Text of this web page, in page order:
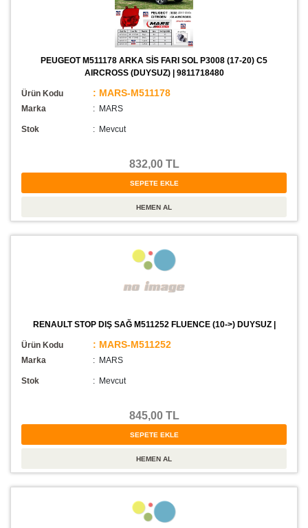
PEUGEOT M511178 ARKA SİS FARI SOL P3008 (17-20) C5
AIRCROSS (DUYSUZ) | 9811718480
Ürün Kodu : MARS-M511178
Marka : MARS
Stok : Mevcut
832,00 TL
RENAULT STOP DIŞ SAĞ M511252 FLUENCE (10->) DUYSUZ |
Ürün Kodu : MARS-M511252
Marka : MARS
Stok : Mevcut
845,00 TL